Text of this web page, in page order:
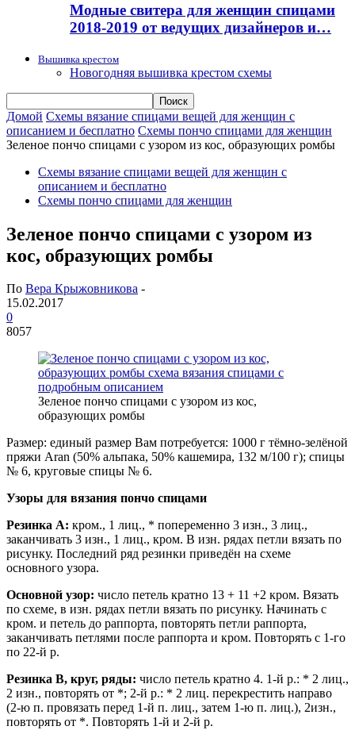
Модные свитера для женщин спицами
2018-2019 от ведущих дизайнеров и…
Вышивка крестом
Новогодняя вышивка крестом схемы
Домой Схемы вязание спицами вещей для женщин с
описанием и бесплатно Схемы пончо спицами для женщин
Зеленое пончо спицами с узором из кос, образующих ромбы
Схемы вязание спицами вещей для женщин с
описанием и бесплатно
Схемы пончо спицами для женщин
Зеленое пончо спицами с узором из
кос, образующих ромбы
По Вера Крыжовникова -
15.02.2017
0
8057
Зеленое пончо спицами с узором из кос,
образующих ромбы
Размер: единый размер Вам потребуется: 1000 г тёмно-зелёной
пряжи Aran (50% альпака, 50% кашемира, 132 м/100 г); спицы
№ 6, круговые спицы № 6.
Узоры для вязания пончо спицами
Резинка А: кром., 1 лиц., * попеременно 3 изн., 3 лиц.,
заканчивать 3 изн., 1 лиц., кром. В изн. рядах петли вязать по
рисунку. Последний ряд резинки приведён на схеме
основного узора.
Основной узор: число петель кратно 13 + 11 +2 кром. Вязать
по схеме, в изн. рядах петли вязать по рисунку. Начинать с
кром. и петель до раппорта, повторять петли раппорта,
заканчивать петлями после раппорта и кром. Повторять с 1-го
по 22-й р.
Резинка В, круг, ряды: число петель кратно 4. 1-й р.: * 2 лиц.,
2 изн., повторять от *; 2-й р.: * 2 лиц. перекрестить направо
(2-ю п. провязать перед 1-й п. лиц., затем 1-ю п. лиц.), 2изн.,
повторять от *. Повторять 1-й и 2-й р.